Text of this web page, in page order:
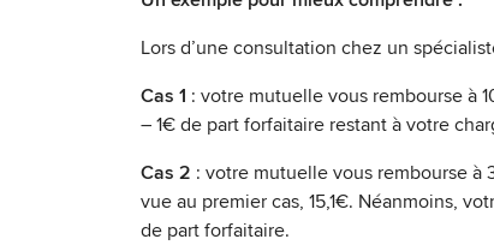
Lors d’une consultation chez un
Cas 1 : votre mutuelle vous rembourse à
– 1€ de part forfaitaire restant à votre
Cas 2 : votre mutuelle vous rembourse à
vue au premier cas, 15,1€. Néanmoins,
de part forfaitaire.